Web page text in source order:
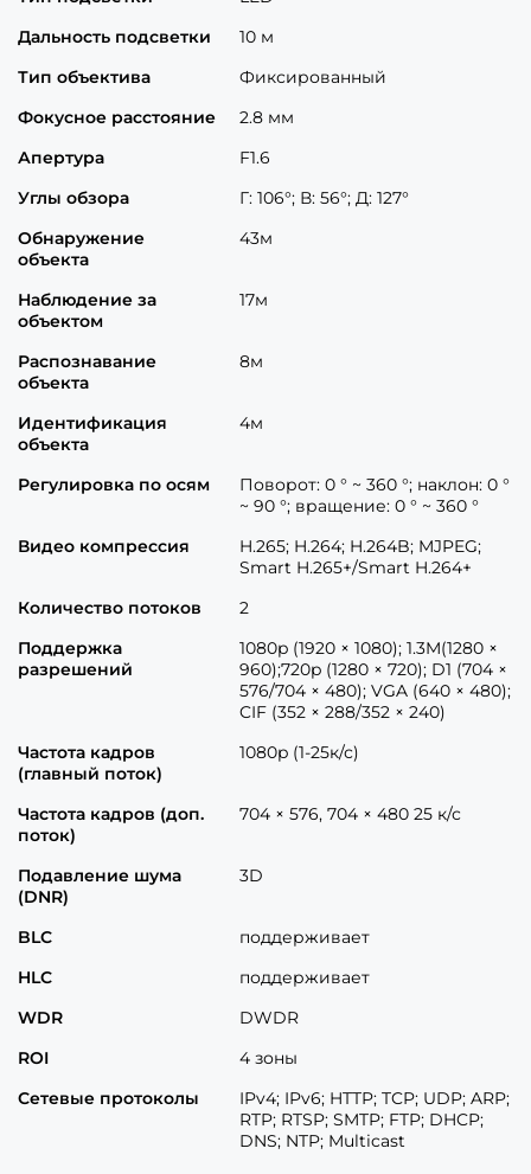
Дальность подсветки
10 м
Тип объектива
Фиксированный
Фокусное расстояние
2.8 мм
Апертура
F1.6
Углы обзора
Г: 106°; В: 56°; Д: 127°
Обнаружение
объекта
43м
Наблюдение за
объектом
17м
Распознавание
объекта
8м
Идентификация
объекта
4м
Регулировка по осям
Поворот: 0 ° ~ 360 °; наклон: 0 °
~ 90 °; вращение: 0 ° ~ 360 °
Видео компрессия
H.265; H.264; H.264B; MJPEG;
Smart H.265+/Smart H.264+
Количество потоков
2
Поддержка
разрешений
1080p (1920 × 1080); 1.3M(1280 ×
960);720p (1280 × 720); D1 (704 ×
576/704 × 480); VGA (640 × 480);
CIF (352 × 288/352 × 240)
Частота кадров
(главный поток)
1080p (1-25к/с)
Частота кадров (доп.
поток)
704 × 576, 704 × 480 25 к/с
Подавление шума
(DNR)
3D
BLC
поддерживает
HLC
поддерживает
WDR
DWDR
ROI
4 зоны
Сетевые протоколы
IPv4; IPv6; HTTP; TCP; UDP; ARP;
RTP; RTSP; SMTP; FTP; DHCP;
DNS; NTP; Multicast